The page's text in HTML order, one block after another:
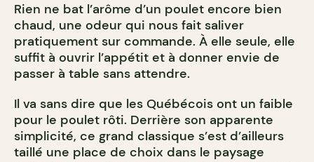
Rien ne bat l’arôme d’un poulet encore bien
chaud, une odeur qui nous fait saliver
pratiquement sur commande. À elle seule, elle
suffit à ouvrir l’appétit et à donner envie de
passer à table sans attendre.
Il va sans dire que les Québécois ont un faible
pour le poulet rôti. Derrière son apparente
simplicité, ce grand classique s’est d’ailleurs
taillé une place de choix dans le paysage